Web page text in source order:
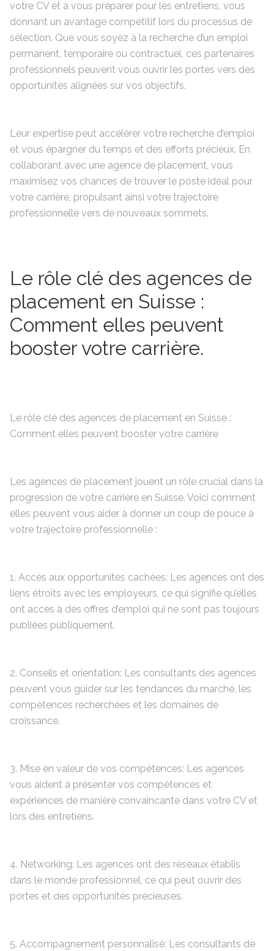
votre CV et à vous préparer pour les entretiens, vous
donnant un avantage compétitif lors du processus de
sélection. Que vous soyez à la recherche d’un emploi
permanent, temporaire ou contractuel, ces partenaires
professionnels peuvent vous ouvrir les portes vers des
opportunités alignées sur vos objectifs.
Leur expertise peut accélérer votre recherche d’emploi
et vous épargner du temps et des efforts précieux. En
collaborant avec une agence de placement, vous
maximisez vos chances de trouver le poste idéal pour
votre carrière, propulsant ainsi votre trajectoire
professionnelle vers de nouveaux sommets.
Le rôle clé des agences de
placement en Suisse :
Comment elles peuvent
booster votre carrière.
Le rôle clé des agences de placement en Suisse :
Comment elles peuvent booster votre carrière
Les agences de placement jouent un rôle crucial dans la
progression de votre carrière en Suisse. Voici comment
elles peuvent vous aider à donner un coup de pouce à
votre trajectoire professionnelle :
1. Accès aux opportunités cachées: Les agences ont des
liens étroits avec les employeurs, ce qui signifie qu’elles
ont accès à des offres d’emploi qui ne sont pas toujours
publiées publiquement.
2. Conseils et orientation: Les consultants des agences
peuvent vous guider sur les tendances du marché, les
compétences recherchées et les domaines de
croissance.
3. Mise en valeur de vos compétences: Les agences
vous aident à présenter vos compétences et
expériences de manière convaincante dans votre CV et
lors des entretiens.
4. Networking: Les agences ont des réseaux établis
dans le monde professionnel, ce qui peut ouvrir des
portes et des opportunités précieuses.
5. Accompagnement personnalisé: Les consultants de